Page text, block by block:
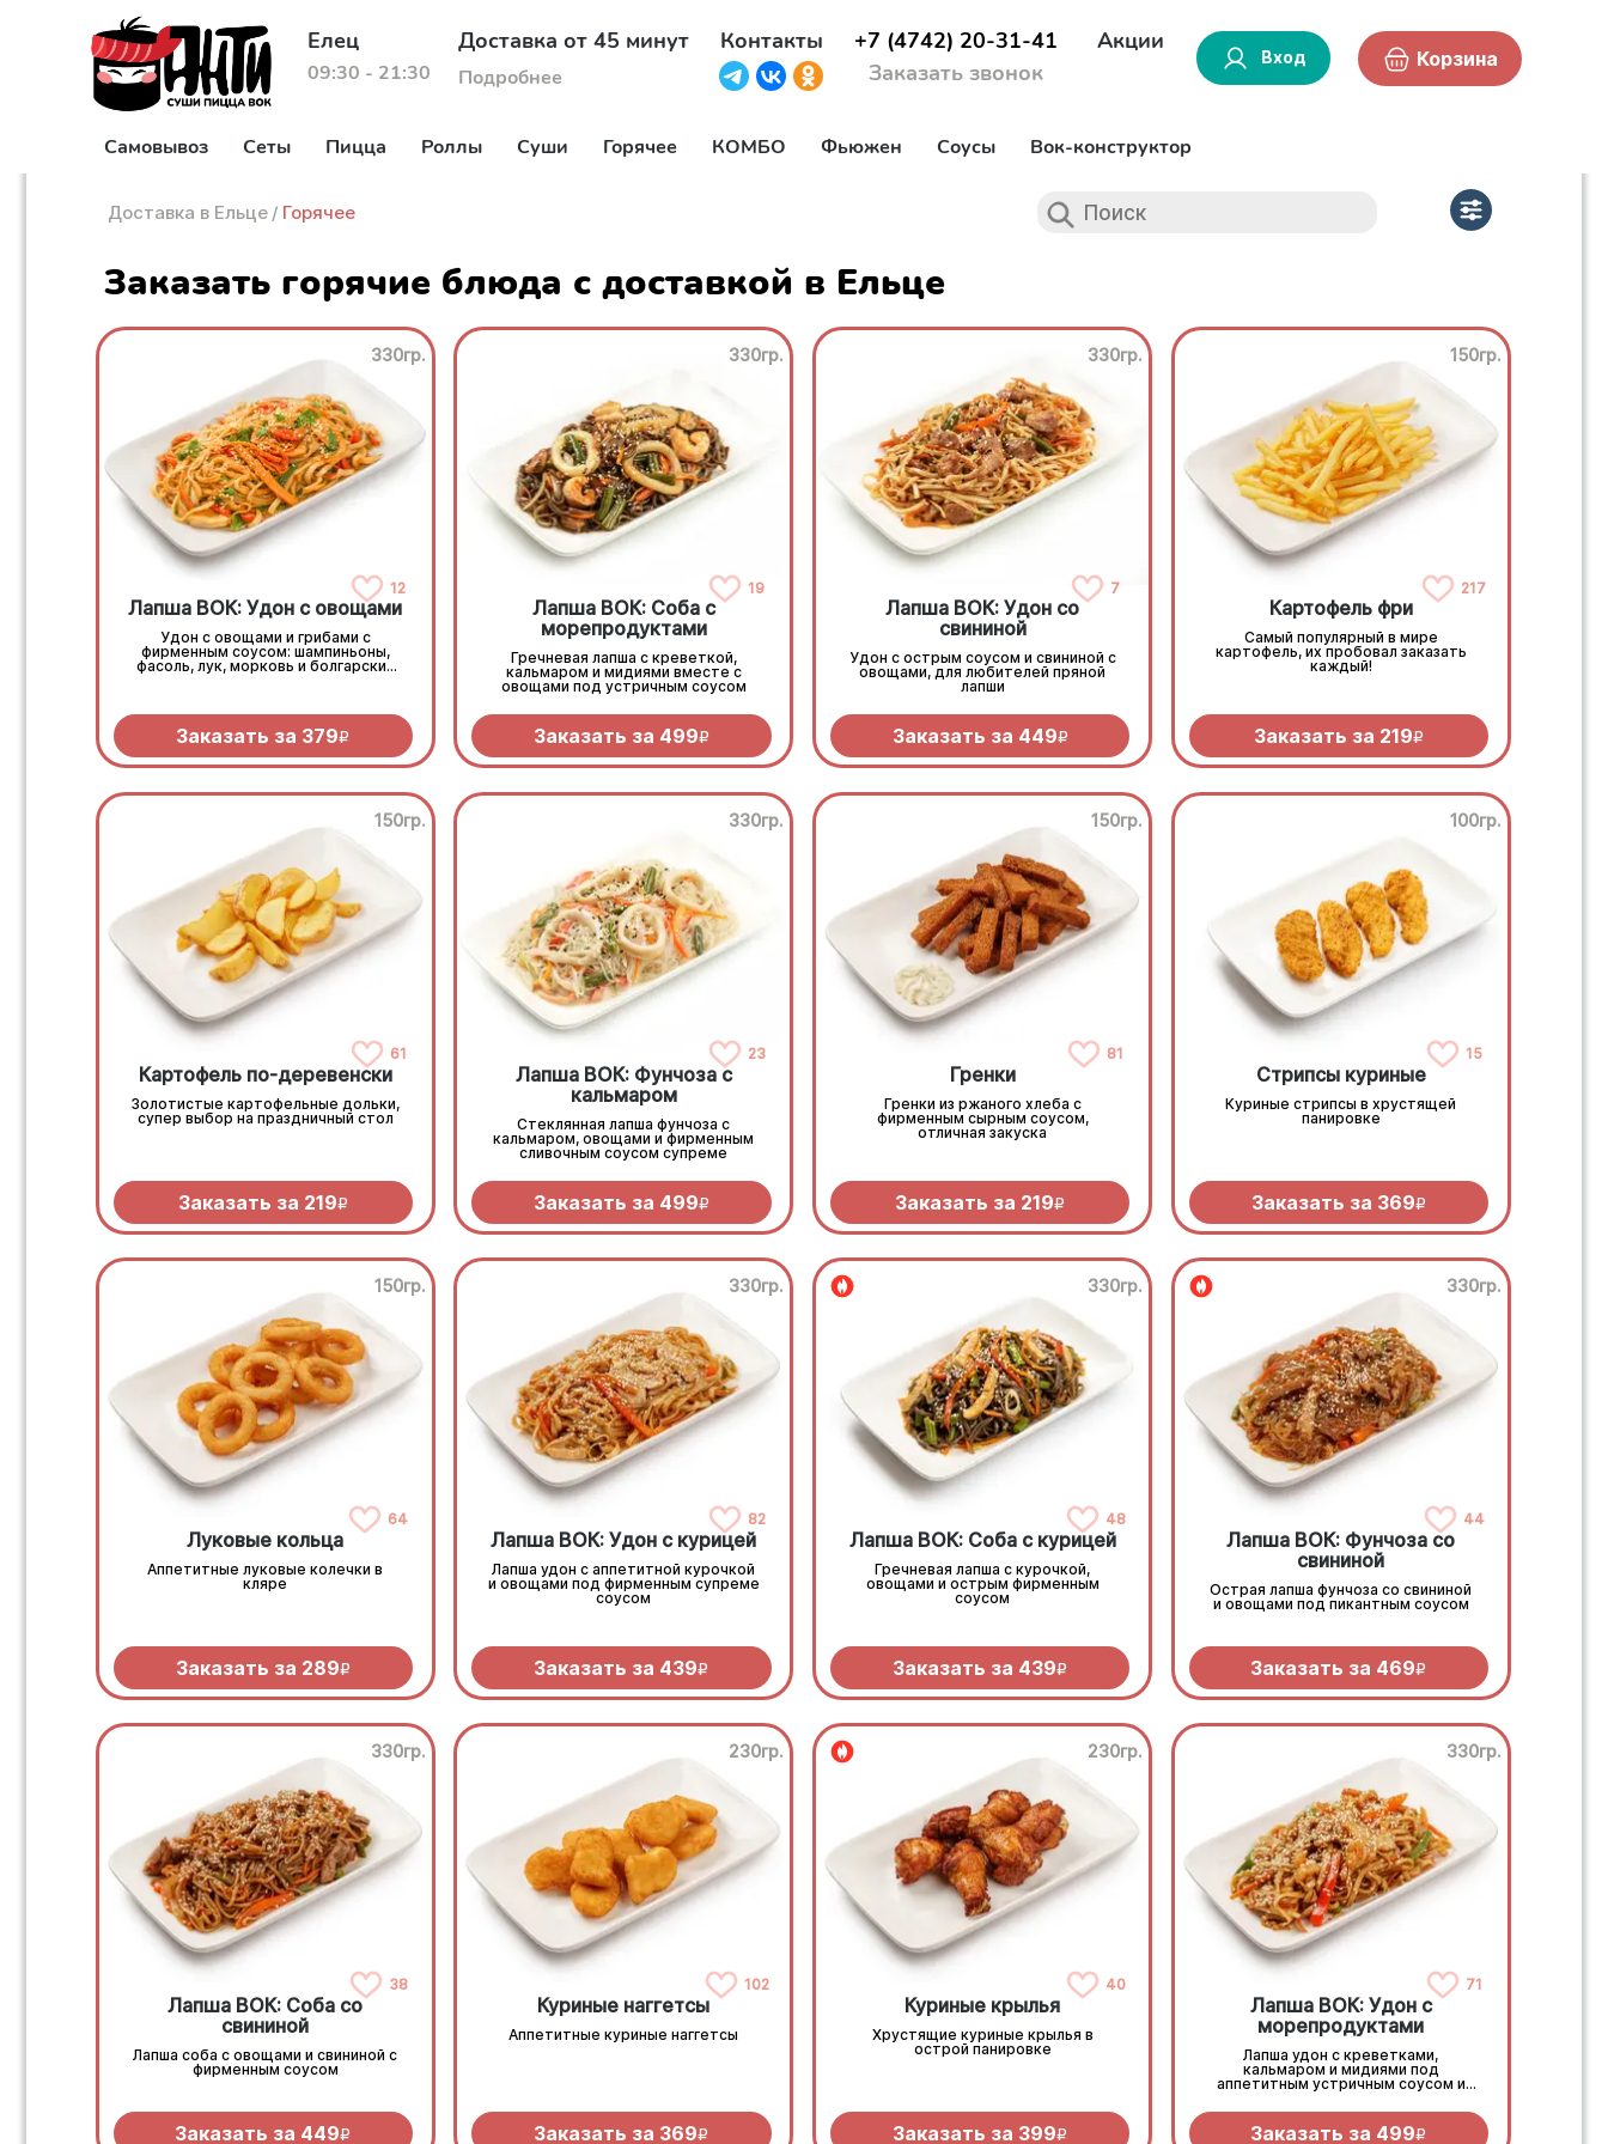
Елец
09:30 - 21:30
Доставка от 45 минут
Подробнее
Контакты
+7 (4742) 20-31-41
Заказать звонок
Акции
Вход Корзина
Самовывоз Сеты Пицца Роллы Суши Горячее КОМБО Фьюжен Соусы Вок-конструктор
Доставка в Ельце / Горячее
Заказать горячие блюда с доставкой в Ельце
330гр.
12
Лапша ВОК: Удон с овощами
Удон с овощами и грибами с
фирменным соусом: шампиньоны,
фасоль, лук, морковь и болгарский
Заказать за 379R
330гр.
19
Лапша ВОК: Соба с
морепродуктами
Гречневая лапша с креветкой,
кальмаром и мидиями вместе с
овощами под устричным соусом
Заказать за 499R
330гр.
7
Лапша ВОК: Удон со
свининой
Удон с острым соусом и свининой с
овощами, для любителей пряной
лапши
Заказать за 449R
150гр.
217
Картофель фри
Самый популярный в мире
картофель, их пробовал заказать
каждый!
Заказать за 219R
150гр.
61
Картофель по-деревенски
Золотистые картофельные дольки,
супер выбор на праздничный стол
Заказать за 219R
330гр.
23
Лапша ВОК: Фунчоза с
кальмаром
Стеклянная лапша фунчоза с
кальмаром, овощами и фирменным
сливочным соусом супреме
Заказать за 499R
150гр.
81
Гренки
Гренки из ржаного хлеба с
фирменным сырным соусом,
отличная закуска
Заказать за 219R
100гр.
15
Стрипсы куриные
Куриные стрипсы в хрустящей
панировке
Заказать за 369R
150гр.
64
Луковые кольца
Аппетитные луковые колечки в
кляре
Заказать за 289R
330гр.
82
Лапша ВОК: Удон с курицей
Лапша удон с аппетитной курочкой
и овощами под фирменным супреме
соусом
Заказать за 439R
330гр.
48
Лапша ВОК: Соба с курицей
Гречневая лапша с курочкой,
овощами и острым фирменным
соусом
Заказать за 439R
330гр.
44
Лапша ВОК: Фунчоза со
свининой
Острая лапша фунчоза со свининой
и овощами под пикантным соусом
Заказать за 469R
330гр.
38
Лапша ВОК: Соба со
свининой
Лапша соба с овощами и свининой с
фирменным соусом
Заказать за 449R
230гр.
102
Куриные наггетсы
Аппетитные куриные наггетсы
Заказать за 369R
230гр.
40
Куриные крылья
Хрустящие куриные крылья в
острой панировке
Заказать за 399R
330гр.
71
Лапша ВОК: Удон с
морепродуктами
Лапша удон с креветками,
кальмаром и мидиями под
аппетитным устричным соусом и
овощами
Заказать за 499R